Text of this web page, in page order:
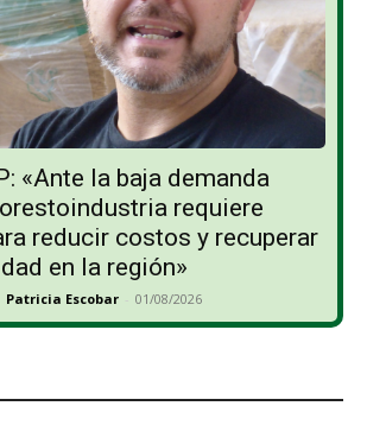
«Ante la baja demanda
requiere
reducir costos y recuperar
en la región»
Patricia Escobar - 01/08/2026